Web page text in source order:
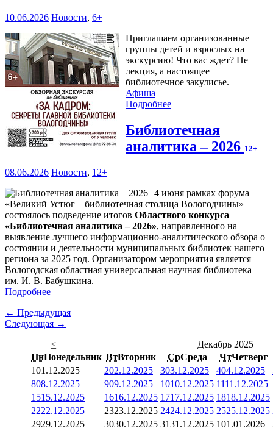
10.06.2026 Новости, 6+
Приглашаем организованные
группы детей и взрослых на
экскурсию! Что вас ждет? Не
лекция, а настоящее
библиотечное закулисье.
Афиша
Подробнее
Библиотечная
аналитика – 2026 12+
08.06.2026 Новости, 12+
4 июня рамках форума
«Великий Устюг – библиотечная столица Вологодчины»
состоялось подведение итогов Областного конкурса
«Библиотечная аналитика – 2026», направленного на
выявление лучшего информационно-аналитического обзора о
состоянии и деятельности муниципальных библиотек нашего
региона за 2025 год. Организатором мероприятия является
Вологодская областная универсальная научная библиотека
им. И. В. Бабушкина.
Подробнее
← Предыдущая
Следующая →
<
Декабрь 2025
ПнПонедельник ВтВторник СрСреда ЧтЧетверг
101.12.2025 202.12.2025 303.12.2025 404.12.2025
808.12.2025 909.12.2025 1010.12.2025 1111.12.2025
1515.12.2025 1616.12.2025 1717.12.2025 1818.12.2025
2222.12.2025 2323.12.2025 2424.12.2025 2525.12.2025
2929.12.2025 3030.12.2025 3131.12.2025 101.01.2026